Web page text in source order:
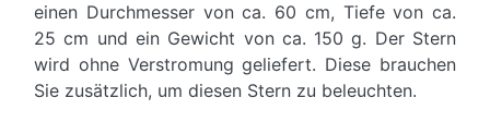
einen Durchmesser von ca. 60 cm, Tiefe von ca.
25 cm und ein Gewicht von ca. 150 g. Der Stern
wird ohne Verstromung geliefert. Diese brauchen
Sie zusätzlich, um diesen Stern zu beleuchten.